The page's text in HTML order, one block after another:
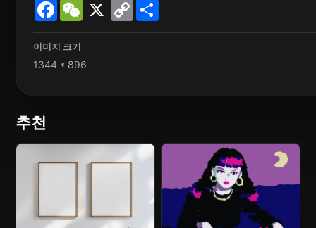
FacebookWeChat
X
Copy
Link
이미지 크기
1344 * 896
추천